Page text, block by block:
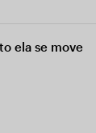
ela se move